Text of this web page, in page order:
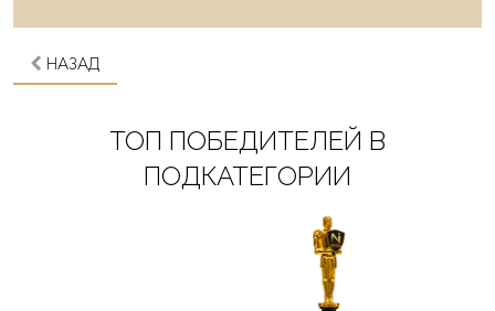
НАЗАД
ТОП ПОБЕДИТЕЛЕЙ В
ПОДКАТЕГОРИИ